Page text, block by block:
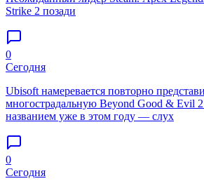
Strike 2 позади
0
Сегодня
Ubisoft намеревается повторно
многострадальную Beyond Good & Evil
названием уже в этом году — слух
0
Сегодня